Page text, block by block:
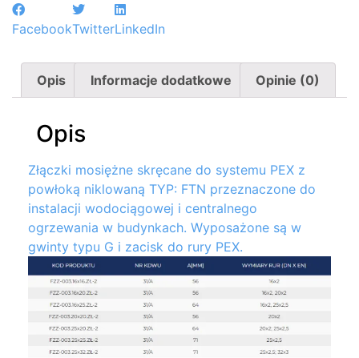
FacebookTwitterLinkedIn
Opis Informacje dodatkowe Opinie (0)
Opis
Złączki mosiężne skręcane do systemu PEX z
powłoką niklowaną TYP: FTN przeznaczone do
instalacji wodociągowej i centralnego
ogrzewania w budynkach. Wyposażone są w
gwinty typu G i zacisk do rury PEX.